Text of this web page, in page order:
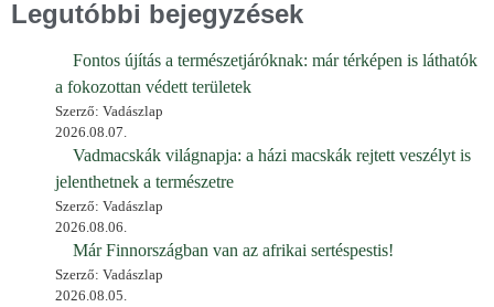
Legutóbbi bejegyzések
Fontos újítás a természetjáróknak: már térképen is láthatók
a fokozottan védett területek
Szerző: Vadászlap
2026.08.07.
Vadmacskák világnapja: a házi macskák rejtett veszélyt is
jelenthetnek a természetre
Szerző: Vadászlap
2026.08.06.
Már Finnországban van az afrikai sertéspestis!
Szerző: Vadászlap
2026.08.05.